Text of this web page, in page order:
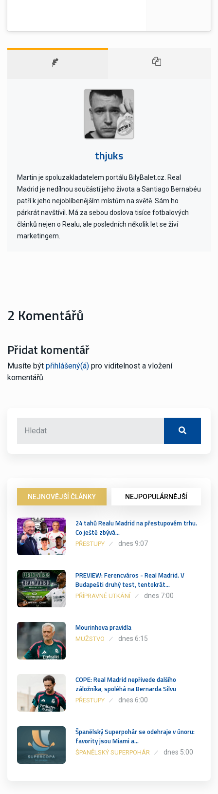
thjuks
Martin je spoluzakladatelem portálu BilyBalet.cz. Real
Madrid je nedílnou součástí jeho života a Santiago Bernabéu
patří k jeho nejoblíbenějším místům na světě. Sám ho
párkrát navštívil. Má za sebou doslova tisíce fotbalových
článků nejen o Realu, ale posledních několik let se živí
marketingem.
2 Komentářů
Přidat komentář
Musíte být přihlášený(á) pro viditelnost a vložení
komentářů.
NEJNOVĚJŠÍ ČLÁNKY NEJPOPULÁRNĚJŠÍ
24 tahů Realu Madrid na přestupovém trhu.
Co ještě zbývá…
PŘESTUPY dnes 9:07
PREVIEW: Ferencváros - Real Madrid. V
Budapešti druhý test, tentokrát…
PŘÍPRAVNÉ UTKÁNÍ dnes 7:00
Mourinhova pravidla
MUŽSTVO dnes 6:15
COPE: Real Madrid nepřivede dalšího
záložníka, spoléhá na Bernarda Silvu
PŘESTUPY dnes 6:00
Španělský Superpohár se odehraje v únoru:
favority jsou Miami a…
ŠPANĚLSKÝ SUPERPOHÁR dnes 5:00